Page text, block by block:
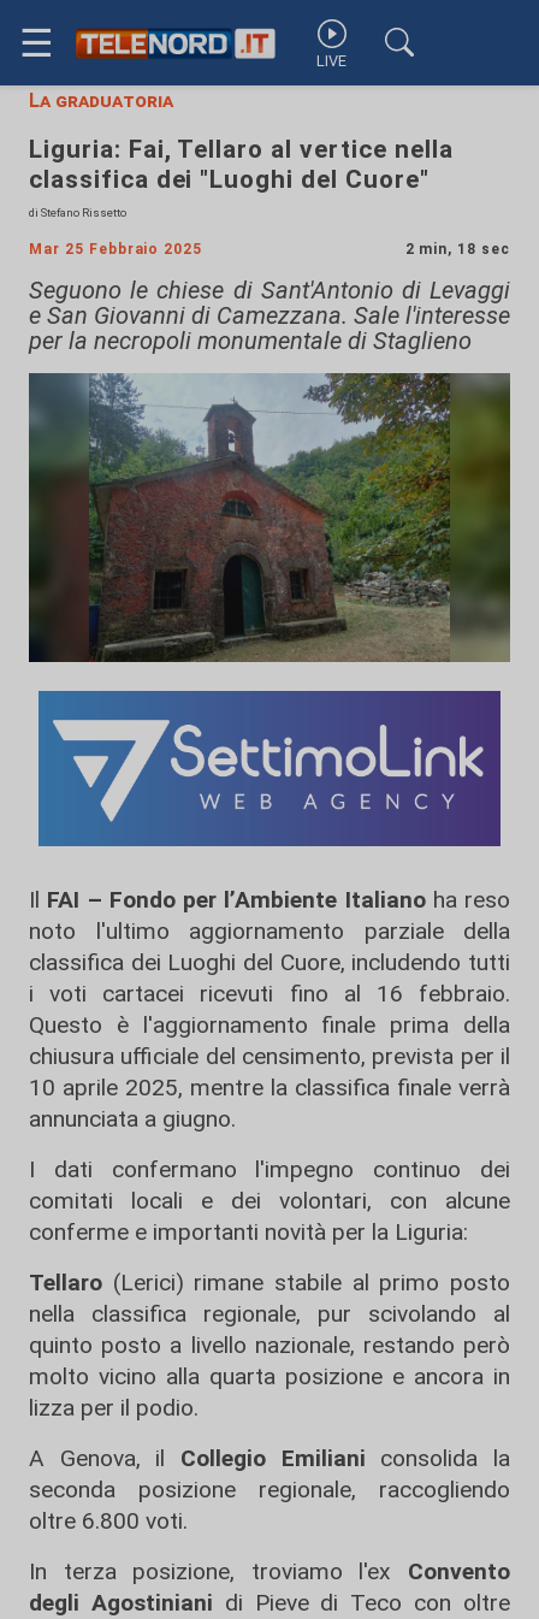
☰ LIVE
La graduatoria
Liguria: Fai, Tellaro al vertice nella
classifica dei "Luoghi del Cuore"
di Stefano Rissetto
Mar 25 Febbraio 2025 2 min, 18 sec
Seguono le chiese di Sant'Antonio di Levaggi
e San Giovanni di Camezzana. Sale l'interesse
per la necropoli monumentale di Staglieno
Il FAI – Fondo per l’Ambiente Italiano ha reso
noto l'ultimo aggiornamento parziale della
classifica dei Luoghi del Cuore, includendo tutti
i voti cartacei ricevuti fino al 16 febbraio.
Questo è l'aggiornamento finale prima della
chiusura ufficiale del censimento, prevista per il
10 aprile 2025, mentre la classifica finale verrà
annunciata a giugno.
I dati confermano l'impegno continuo dei
comitati locali e dei volontari, con alcune
conferme e importanti novità per la Liguria:
Tellaro (Lerici) rimane stabile al primo posto
nella classifica regionale, pur scivolando al
quinto posto a livello nazionale, restando però
molto vicino alla quarta posizione e ancora in
lizza per il podio.
A Genova, il Collegio Emiliani consolida la
seconda posizione regionale, raccogliendo
oltre 6.800 voti.
In terza posizione, troviamo l'ex Convento
degli Agostiniani di Pieve di Teco con oltre